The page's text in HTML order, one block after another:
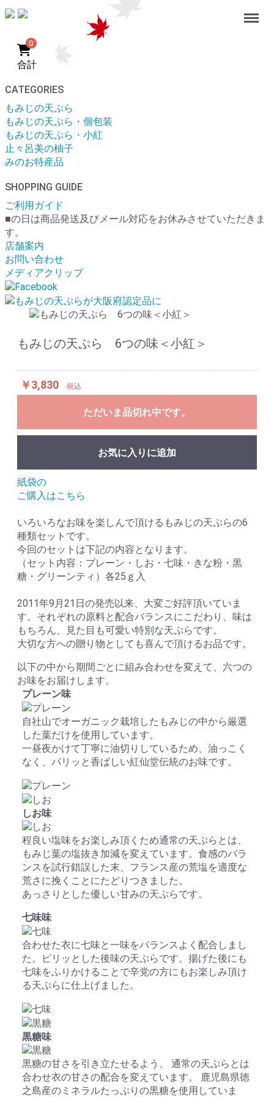
0
合計
Menu
CATEGORIES
もみじの天ぷら
もみじの天ぷら・個包装
もみじの天ぷら・小紅
止々呂美の柚子
みのお特産品
SHOPPING GUIDE
ご利用ガイド
■の日は商品発送及びメール対応をお休みさせていただきま
す。
店舗案内
お問い合わせ
メディアクリップ
もみじの天ぷら 6つの味＜小紅＞
￥3,830 税込
ただいま品切れ中です。
お気に入りに追加
紙袋の
ご購入はこちら
いろいろなお味を楽しんで頂けるもみじの天ぷらの6
種類セットです。
今回のセットは下記の内容となります。
（セット内容：プレーン・しお・七味・きな粉・黒
糖・グリーンティ）各25ｇ入
2011年9月21日の発売以来、大変ご好評頂いていま
す。それぞれの原料と配合バランスにこだわり、味は
もちろん、見た目も可愛い特別な天ぷらです。
大切な方への贈り物としても喜んで頂けるお品です。
以下の中から期間ごとに組み合わせを変えて、六つの
お味をお届けします。
プレーン味
自社山でオーガニック栽培したもみじの中から厳選
した葉だけを使用しています。
一昼夜かけて丁寧に油切りしているため、油っこく
なく、パリッと香ばしい紅仙堂伝統のお味です。
しお味
程良い塩味をお楽しみ頂くため通常の天ぷらとは、
もみじ葉の塩抜き加減を変えています。食感のバラ
ンスを試行錯誤した末、フランス産の荒塩を適度な
荒さに挽くことにたどりつきました。
あっさりとした優しい甘みの天ぷらです。
七味味
合わせた衣に七味と一味をバランスよく配合しまし
た。ピリッとした後味の天ぷらです。揚げた後にも
七味をふりかけることで辛党の方にもお楽しみ頂け
る天ぷらに仕上げました。
黒糖味
黒糖の甘さを引き立たせるよう、 通常の天ぷらとは
合わせ衣の甘さの配合を変えています。 鹿児島県徳
之島産のミネラルたっぷりの黒糖を使用していま